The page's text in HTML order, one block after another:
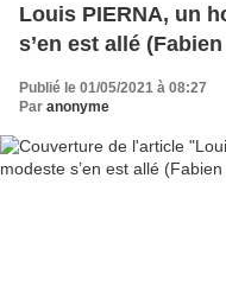
Louis PIERNA, un
s’en est allé
Publié le 01/05/2021 à 08:27
Par anonyme